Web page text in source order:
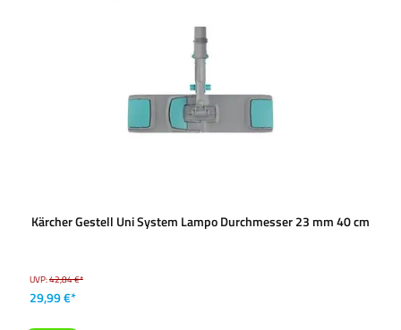
Kärcher Gestell Uni System Lampo Durchmesser 23 mm 40 cm
UVP:42,84 €*
29,99 €*